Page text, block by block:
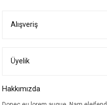
Ürün bilgilerinde hatalar
Bu ürüne benzer farklı
Alışveriş
Üyelik
Hakkımızda